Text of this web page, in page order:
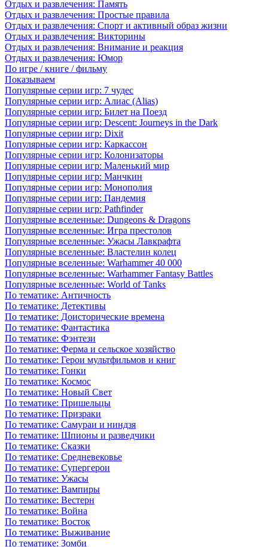
Отдых и развлечения: Память
Отдых и развлечения: Простые правила
Отдых и развлечения: Спорт и активный образ жизни
Отдых и развлечения: Викторины
Отдых и развлечения: Внимание и реакция
Отдых и развлечения: Юмор
По игре / книге / фильму
Показываем
Популярные серии игр: 7 чудес
Популярные серии игр: Алиас (Alias)
Популярные серии игр: Билет на Поезд
Популярные серии игр: Descent: Journeys in the Dark
Популярные серии игр: Dixit
Популярные серии игр: Каркассон
Популярные серии игр: Колонизаторы
Популярные серии игр: Маленький мир
Популярные серии игр: Манчкин
Популярные серии игр: Монополия
Популярные серии игр: Пандемия
Популярные серии игр: Pathfinder
Популярные вселенные: Dungeons & Dragons
Популярные вселенные: Игра престолов
Популярные вселенные: Ужасы Лавкрафта
Популярные вселенные: Властелин колец
Популярные вселенные: Warhammer 40 000
Популярные вселенные: Warhammer Fantasy Battles
Популярные вселенные: World of Tanks
По тематике: Античность
По тематике: Детективы
По тематике: Доисторические времена
По тематике: Фантастика
По тематике: Фэнтези
По тематике: Ферма и сельское хозяйство
По тематике: Герои мультфильмов и книг
По тематике: Гонки
По тематике: Космос
По тематике: Новый Свет
По тематике: Пришельцы
По тематике: Призраки
По тематике: Самураи и ниндзя
По тематике: Шпионы и разведчики
По тематике: Сказки
По тематике: Средневековье
По тематике: Супергерои
По тематике: Ужасы
По тематике: Вампиры
По тематике: Вестерн
По тематике: Война
По тематике: Восток
По тематике: Выживание
По тематике: Зомби